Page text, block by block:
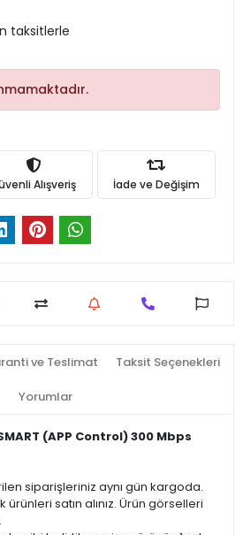
taksitlerle
Alışveriş İade ve Değişim
ve Teslimat Taksit Seçenekleri
Yorumlar
SMART (APP Control) 300 Mbps
siparişleriniz aynı gün kargoda.
satın alınız. Ürün görselleri